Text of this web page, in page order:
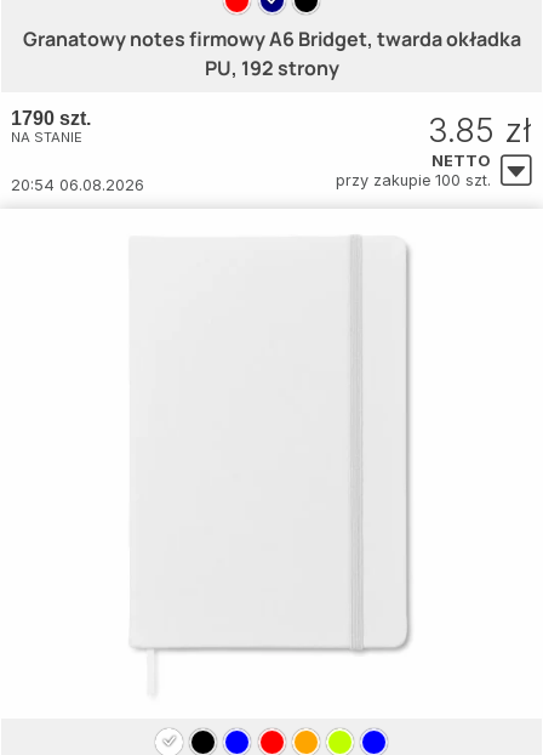
Granatowy notes firmowy A6 Bridget, twarda okładka
PU, 192 strony
1790 szt.
NA STANIE
20:54 06.08.2026
3.85 zł
NETTO
przy zakupie 100 szt.